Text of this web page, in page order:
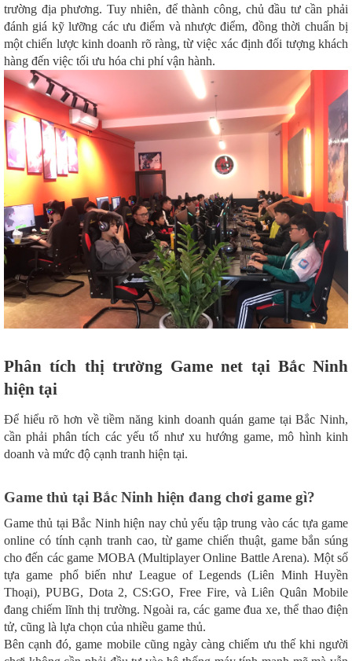
trường địa phương. Tuy nhiên, để thành công, chủ đầu tư cần phải
đánh giá kỹ lưỡng các ưu điểm và nhược điểm, đồng thời chuẩn bị
một chiến lược kinh doanh rõ ràng, từ việc xác định đối tượng khách
hàng đến việc tối ưu hóa chi phí vận hành.
Phân tích thị trường Game net tại Bắc Ninh
hiện tại
Để hiểu rõ hơn về tiềm năng kinh doanh quán game tại Bắc Ninh,
cần phải phân tích các yếu tố như xu hướng game, mô hình kinh
doanh và mức độ cạnh tranh hiện tại.
Game thủ tại Bắc Ninh hiện đang chơi game gì?
Game thủ tại Bắc Ninh hiện nay chủ yếu tập trung vào các tựa game
online có tính cạnh tranh cao, từ game chiến thuật, game bắn súng
cho đến các game MOBA (Multiplayer Online Battle Arena). Một số
tựa game phổ biến như League of Legends (Liên Minh Huyền
Thoại), PUBG, Dota 2, CS:GO, Free Fire, và Liên Quân Mobile
đang chiếm lĩnh thị trường. Ngoài ra, các game đua xe, thể thao điện
tử, cũng là lựa chọn của nhiều game thủ.
Bên cạnh đó, game mobile cũng ngày càng chiếm ưu thế khi người